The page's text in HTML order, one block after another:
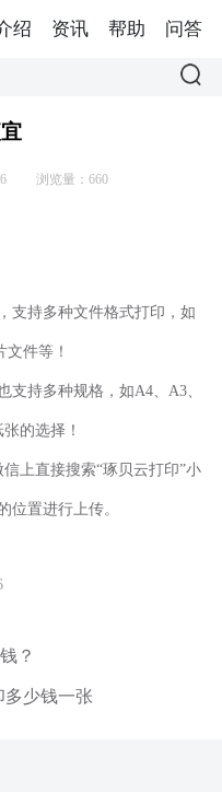
浏览量：660
支持多种文件格式打印，如
件等！
支持多种规格，如A4、A3、
的选择！
上直接搜索“琢贝云打印”小
位置进行上传。
？
多少钱一张
绍 资讯 帮助 问答